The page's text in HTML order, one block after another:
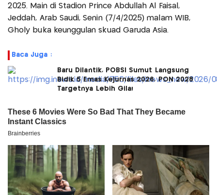
2025. Main di Stadion Prince Abdullah Al Faisal,
Jeddah, Arab Saudi, Senin (7/4/2025) malam WIB,
Gholy buka keunggulan skuad Garuda Asia.
Baca Juga :
Baru Dilantik, POBSI Sumut Langsung
Bidik 5 Emas Kejurnas 2026, PON 2028
Targetnya Lebih Gila!